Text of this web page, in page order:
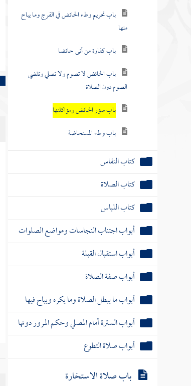
باب تحريم وطء الحائض في الفرج وما يباح
منها
باب كفارة من أتى حائضا
باب الحائض لا تصوم ولا تصلي وتقضي
الصوم دون الصلاة
باب سؤر الحائض ومؤاكلتها
باب وطء المستحاضة
كتاب النفاس
كتاب الصلاة
كتاب اللباس
أبواب اجتناب النجاسات ومواضع الصلوات
أبواب استقبال القبلة
أبواب صفة الصلاة
أبواب ما يبطل الصلاة وما يكره ويباح فيها
أبواب السترة أمام المصلي وحكم المرور دونها
أبواب صلاة التطوع
باب صلاة الاستخارة